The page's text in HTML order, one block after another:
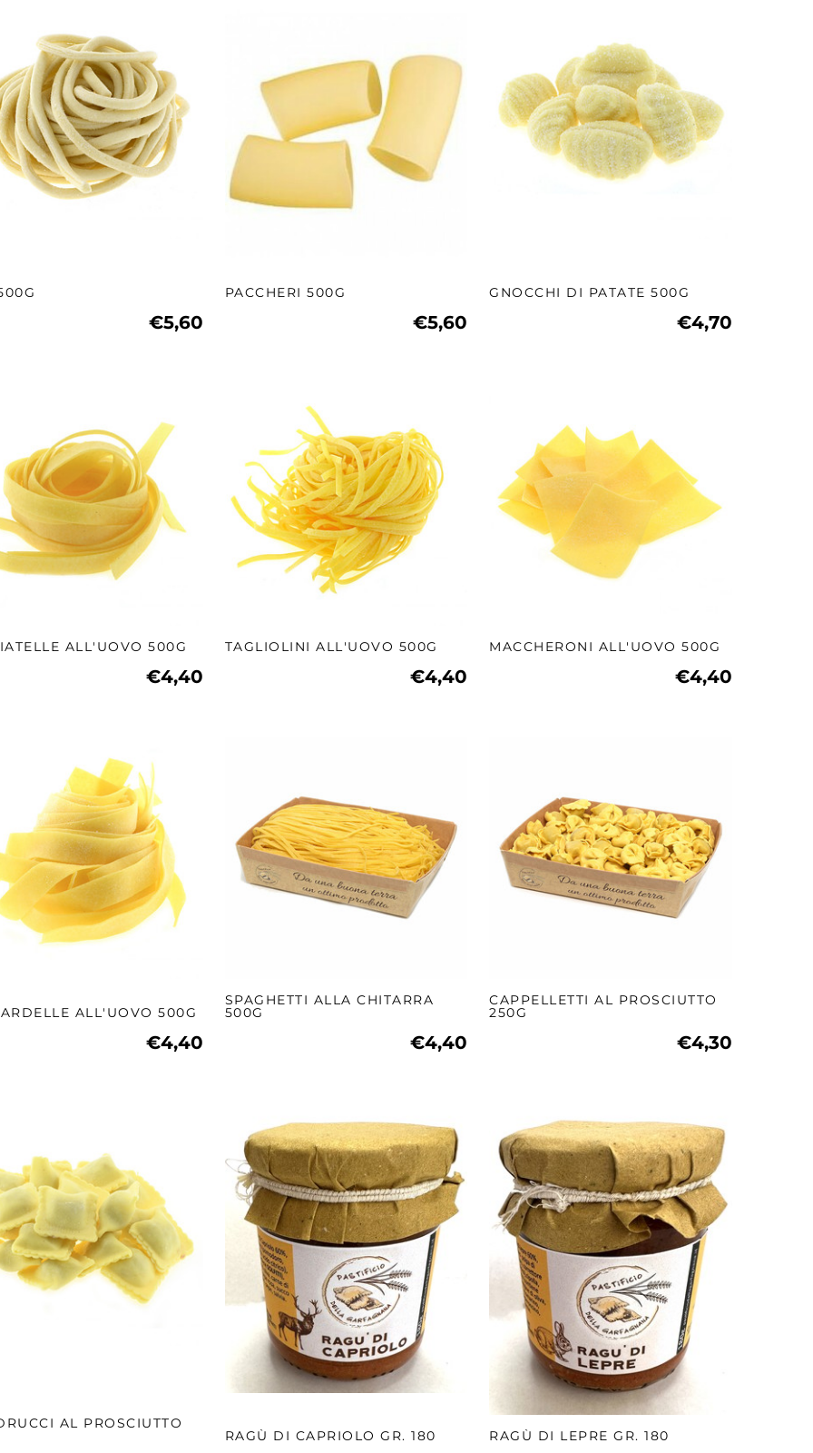
€5,60
PACCHERI 500G
€5,60
GNOCCHI DI PATATE 500G
€4,70
ALL'UOVO 500G
€4,40
TAGLIOLINI ALL'UOVO 500G
€4,40
MACCHERONI ALL'UOVO 500G
€4,40
ALL'UOVO 500G
€4,40
SPAGHETTI ALLA CHITARRA
500G
€4,40
CAPPELLETTI AL PROSCIUTTO
250G
€4,30
AL PROSCIUTTO
RAGÙ DI CAPRIOLO GR. 180 RAGÙ DI LEPRE GR. 180